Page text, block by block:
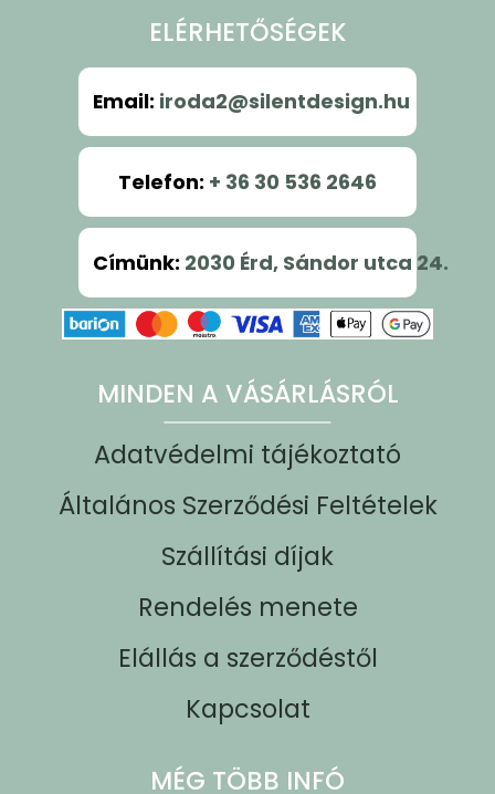
MINDEN A VÁSÁRLÁSRÓL
Adatvédelmi tájékoztató
Általános Szerződési Feltételek
Szállítási díjak
Rendelés menete
Elállás a szerződéstől
Kapcsolat
MÉG TÖBB INFÓ
ELÉRHETŐSÉGEK
Email: iroda2@silentdesign.hu
Telefon: + 36 30 536 2646
Címünk: 2030 Érd, Sándor utca 24.